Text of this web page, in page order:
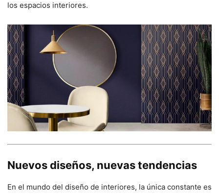
los espacios interiores.
Nuevos diseños, nuevas tendencias
En el mundo del diseño de interiores, la única constante es